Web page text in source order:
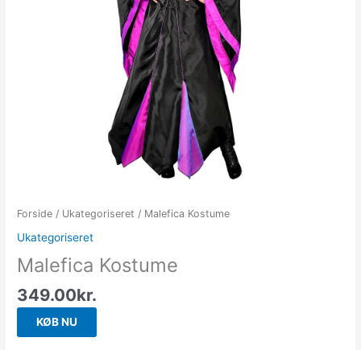
Forside / Ukategoriseret / Malefica Kostume
Ukategoriseret
Malefica Kostume
349.00kr.
KØB NU